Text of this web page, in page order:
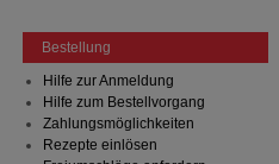
Bestellung
Hilfe zur Anmeldung
Hilfe zum Bestellvorgang
Zahlungsmöglichkeiten
Rezepte einlösen